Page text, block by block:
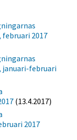
2017
februari
(13.4.2017)
2017